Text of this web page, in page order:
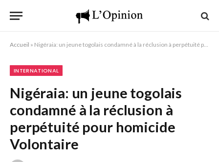
Accueil » Nigéraia: un jeune togolais condamné à la réclusion à perpétuité pour homicide Volontaire
INTERNATIONAL
Nigéraia: un jeune togolais
condamné à la réclusion à
perpétuité pour homicide
Volontaire